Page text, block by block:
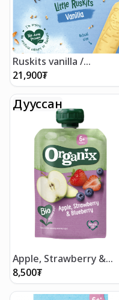
Ruskits vanilla /
Ванилтай хайлдаг
жигнэмэг 60 гр
21,900₮
Дууссан
Apple, Strawberry &
Blueberry pouch / Алим,
гүзээлзгэнэ, нэрстэй
нухаш 100 гр
8,500₮